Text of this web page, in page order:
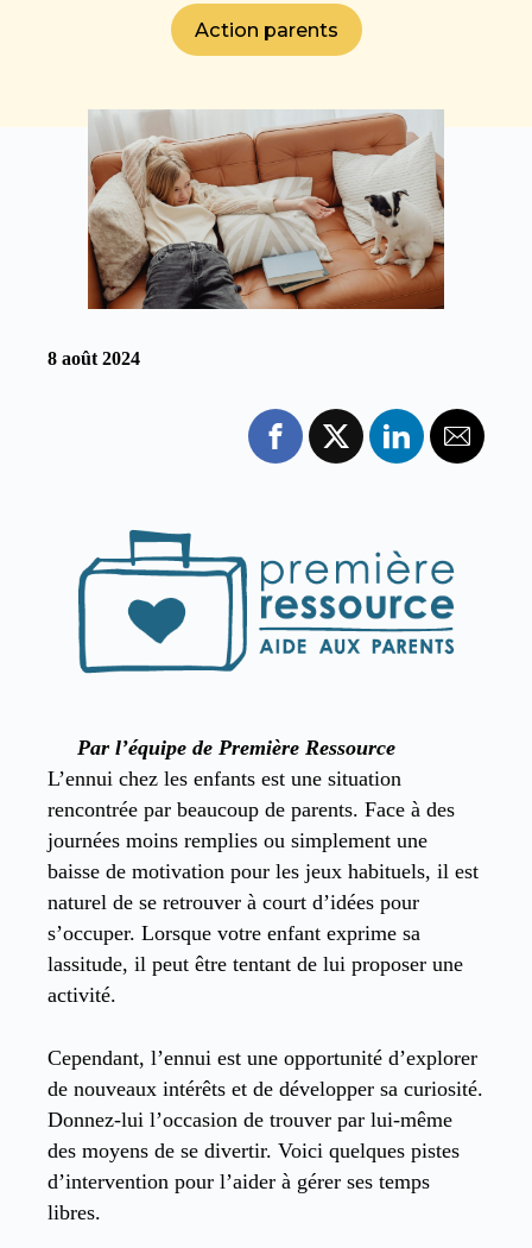
Action parents
8 août 2024
Par l’équipe de Première Ressource
L’ennui chez les enfants est une situation
rencontrée par beaucoup de parents. Face à des
journées moins remplies ou simplement une
baisse de motivation pour les jeux habituels, il est
naturel de se retrouver à court d’idées pour
s’occuper. Lorsque votre enfant exprime sa
lassitude, il peut être tentant de lui proposer une
activité.
Cependant, l’ennui est une opportunité d’explorer
de nouveaux intérêts et de développer sa curiosité.
Donnez-lui l’occasion de trouver par lui-même
des moyens de se divertir. Voici quelques pistes
d’intervention pour l’aider à gérer ses temps
libres.